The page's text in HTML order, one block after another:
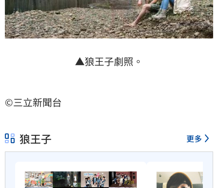
▲狼王子劇照。
©三立新聞台
狼王子 更多